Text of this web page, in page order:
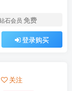
石会员 免费
登录购买
关注